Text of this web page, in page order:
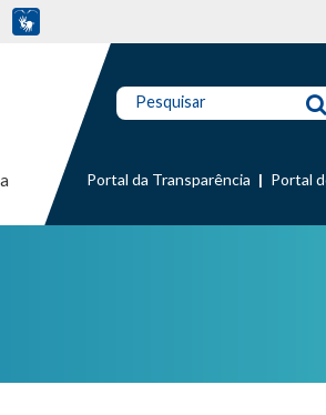
Pesquisar
Portal da Transparência Portal